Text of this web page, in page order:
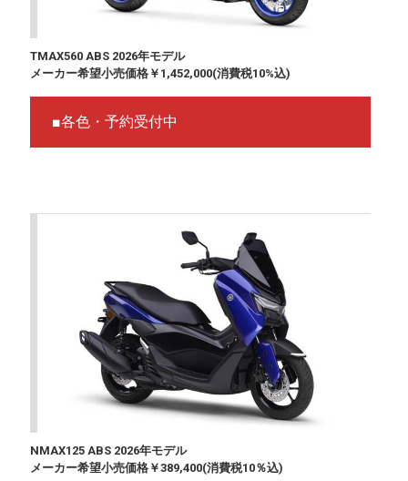
TMAX560 ABS 2026年モデル
メーカー希望小売価格￥1,452,000(消費税10%込)
■各色・予約受付中
NMAX125 ABS 2026年モデル
メーカー希望小売価格￥389,400(消費税10％込)